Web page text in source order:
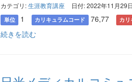
カテゴリ:生涯教育講座 日付: 2022年11月29
単位 1 カリキュラムコード 76,77 カ
続きを読む